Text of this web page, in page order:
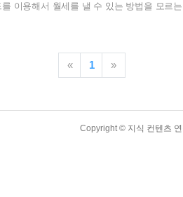
이용해서 월세를 낼 수 있는 방법을 모르
서비스 입니다. 신한카드의 My월세 서비스
월세) 납부란? 2. My월세 카드납부 신청 방
납부 수수료 및 이용한도 5. My월세 카..
« 1 »
Copyright © 지식 컨텐츠